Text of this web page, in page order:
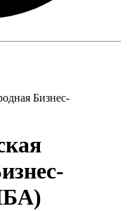
Бизнес-